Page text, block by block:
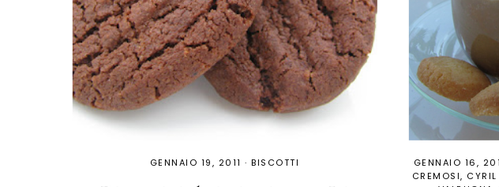
GENNAIO 19, 2011 · BISCOTTI GENNAIO 16,
CREMOSI